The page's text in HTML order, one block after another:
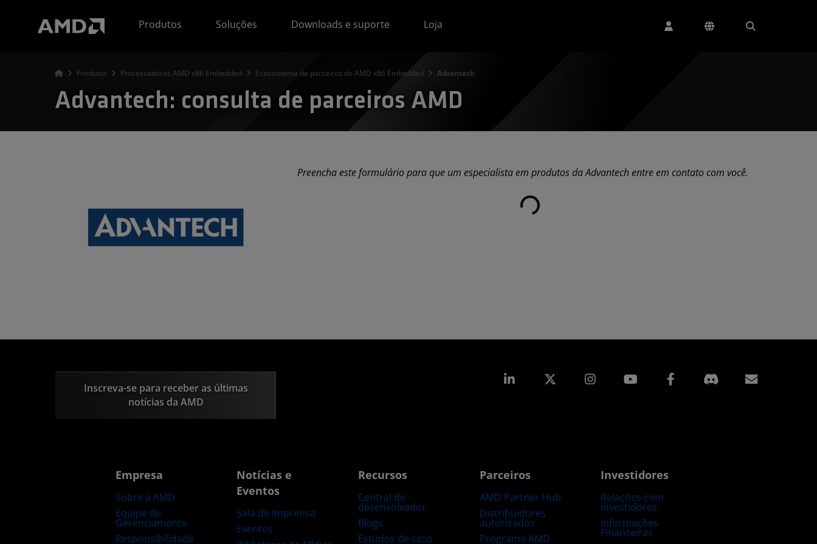
Produtos
Soluções Downloads e suporte Loja
Produtos Processadores AMD x86 Embedded Ecossistema de parceiros do AMD x86 Embedded Advantech
Advantech: consulta de parceiros AMD
Preencha este formulário para que um especialista em produtos da Advantech entre em contato com você.
Carregando...
Inscreva-se para receber as últimas
notícias da AMD
Linkedin Instagram Facebook
Empresa
Sobre a AMD
Equipe de
Gerenciamento
Responsibilidade
Notícias e
Eventos
Sala de Imprensa
Eventos
Recursos
Central do
desenvolvedor
Blogs
Estudos de caso
Parceiros
AMD Partner Hub
Distribuidores
autorizados
Programa AMD
Investidores
Relações com
investidores
Informações
Financeiras